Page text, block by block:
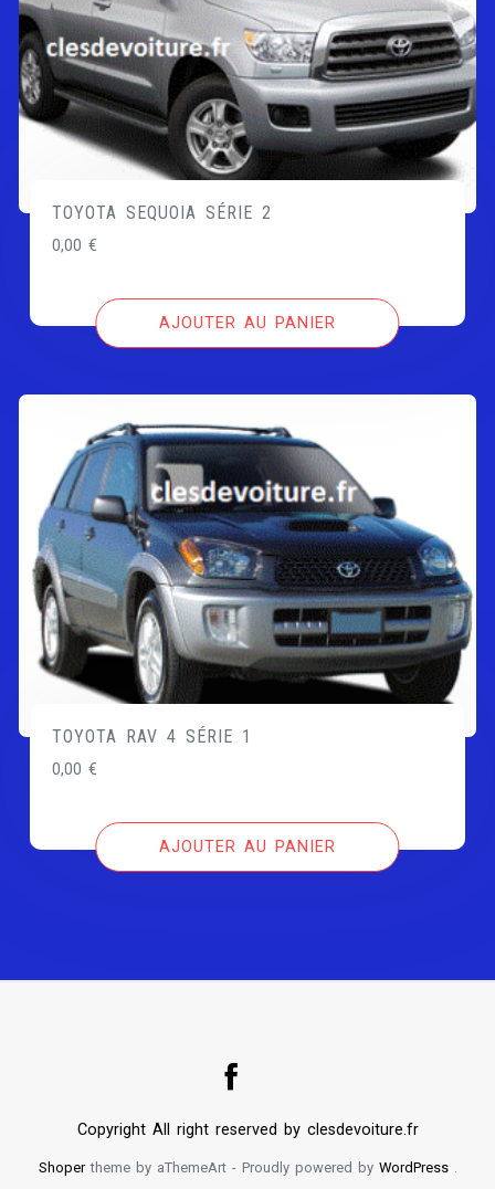
TOYOTA SEQUOIA SÉRIE 2
0,00€
AJOUTER AU PANIER
TOYOTA RAV 4 SÉRIE 1
0,00€
AJOUTER AU PANIER
Copyright All right reserved by clesdevoiture.fr
Shopertheme by aThemeArt - Proudly powered by WordPress.